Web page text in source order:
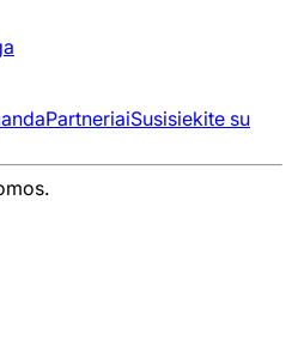
PartneriaiSusisiekite su